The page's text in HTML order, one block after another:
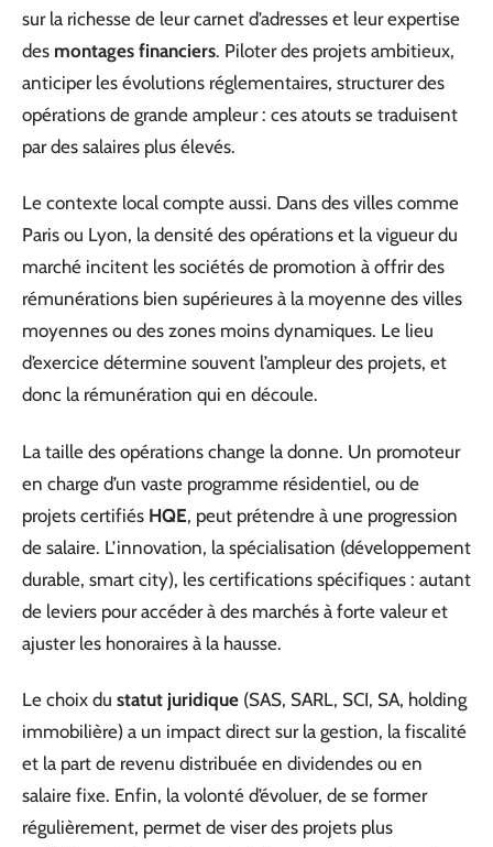
sur la richesse de leur carnet d’adresses et leur expertise
des montages financiers. Piloter des projets ambitieux,
anticiper les évolutions réglementaires, structurer des
opérations de grande ampleur : ces atouts se traduisent
par des salaires plus élevés.
Le contexte local compte aussi. Dans des villes comme
Paris ou Lyon, la densité des opérations et la vigueur du
marché incitent les sociétés de promotion à offrir des
rémunérations bien supérieures à la moyenne des villes
moyennes ou des zones moins dynamiques. Le lieu
d’exercice détermine souvent l’ampleur des projets, et
donc la rémunération qui en découle.
La taille des opérations change la donne. Un promoteur
en charge d’un vaste programme résidentiel, ou de
projets certifiés HQE, peut prétendre à une progression
de salaire. L’innovation, la spécialisation (développement
durable, smart city), les certifications spécifiques : autant
de leviers pour accéder à des marchés à forte valeur et
ajuster les honoraires à la hausse.
Le choix du statut juridique (SAS, SARL, SCI, SA, holding
immobilière) a un impact direct sur la gestion, la fiscalité
et la part de revenu distribuée en dividendes ou en
salaire fixe. Enfin, la volonté d’évoluer, de se former
régulièrement, permet de viser des projets plus